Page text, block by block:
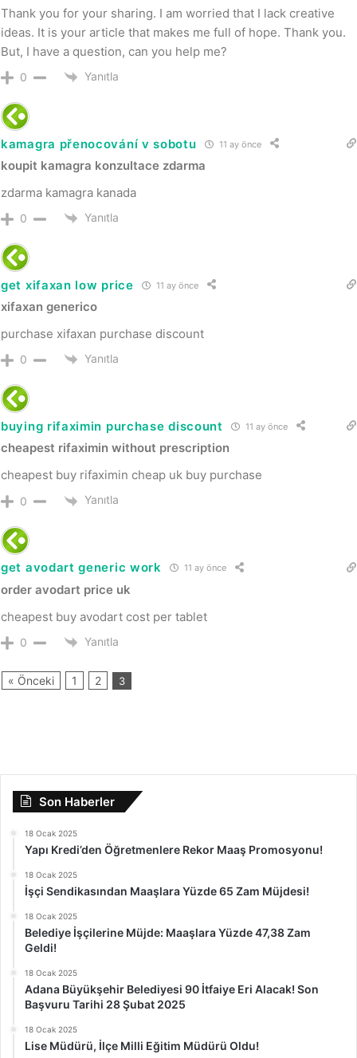
Thank you for your sharing. I am worried that I lack creative
ideas. It is your article that makes me full of hope. Thank you.
But, I have a question, can you help me?
0 Yanıtla
kamagra přenocování v sobotu 11 ay önce
koupit kamagra konzultace zdarma
zdarma kamagra kanada
0 Yanıtla
get xifaxan low price 11 ay önce
xifaxan generico
purchase xifaxan purchase discount
0 Yanıtla
buying rifaximin purchase discount 11 ay önce
cheapest rifaximin without prescription
cheapest buy rifaximin cheap uk buy purchase
0 Yanıtla
get avodart generic work 11 ay önce
order avodart price uk
cheapest buy avodart cost per tablet
0 Yanıtla
« Önceki 1 2 3
Son Haberler
18 Ocak 2025
Yapı Kredi’den Öğretmenlere Rekor Maaş Promosyonu!
18 Ocak 2025
İşçi Sendikasından Maaşlara Yüzde 65 Zam Müjdesi!
18 Ocak 2025
Belediye İşçilerine Müjde: Maaşlara Yüzde 47,38 Zam
Geldi!
18 Ocak 2025
Adana Büyükşehir Belediyesi 90 İtfaiye Eri Alacak! Son
Başvuru Tarihi 28 Şubat 2025
18 Ocak 2025
Lise Müdürü, İlçe Milli Eğitim Müdürü Oldu!